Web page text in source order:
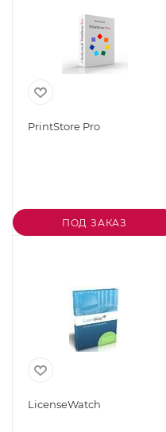
PrintStore Pro
ПОД ЗАКАЗ
LicenseWatch